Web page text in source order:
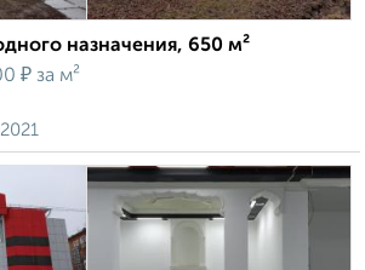
назначения, 650 м²
₽ за м²